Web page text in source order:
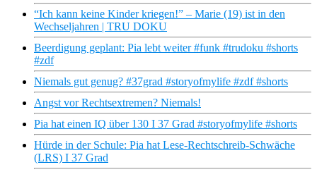
“Ich kann keine Kinder kriegen!” – Marie (19) ist in den
Wechseljahren | TRU DOKU
Beerdigung geplant: Pia lebt weiter #funk #trudoku #shorts
#zdf
Niemals gut genug? #37grad #storyofmylife #zdf #shorts
Angst vor Rechtsextremen? Niemals!
Pia hat einen IQ über 130 I 37 Grad #storyofmylife #shorts
Hürde in der Schule: Pia hat Lese-Rechtschreib-Schwäche
(LRS) I 37 Grad